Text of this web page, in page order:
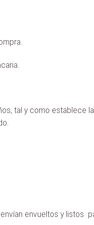
tal y como establece
envueltos y listos